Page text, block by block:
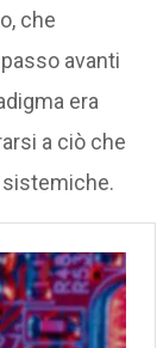
che
avanti
era
a ciò che